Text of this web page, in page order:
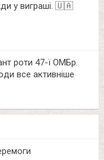
у виграші. 🇺🇦
роти 47-ї ОМБр.
все активніше